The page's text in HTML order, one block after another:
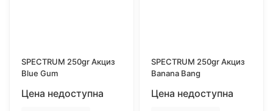
SPECTRUM 250gr Акциз
Blue Gum
Цена недоступна
SPECTRUM 250gr Акциз
Banana Bang
Цена недоступна